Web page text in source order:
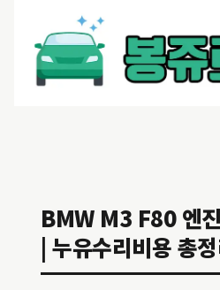
BMW M3 F80 엔
| 누유수리비용 총